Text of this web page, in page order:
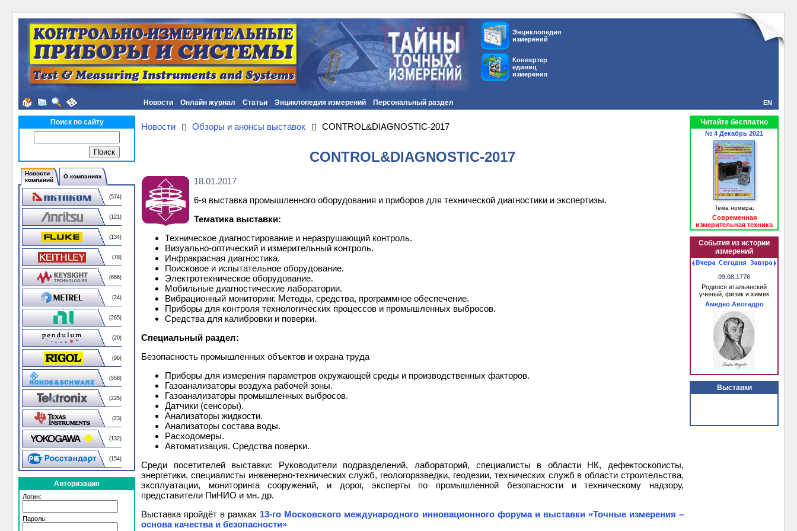
Энциклопедия
измерений
Конвертер
единиц
измерения
Новости Онлайн журнал Статьи Энциклопедия измерений Персональный раздел EN
Поиск по сайту
Новости
компаний
О компаниях
(574)
(121)
(134)
(78)
(666)
(24)
(265)
(20)
(96)
(558)
(225)
(23)
(132)
(154)
Авторизация
Логин:
Пароль:
Новости Обзоры и анонсы выставок CONTROL&DIAGNOSTIC-2017
CONTROL&DIAGNOSTIC-2017
18.01.2017
6-я выставка промышленного оборудования и приборов для технической диагностики и экспертизы.
Тематика выставки:
Техническое диагностирование и неразрушающий кон­т­роль.
Визуально-оптический и измерительный контроль.
Инфракрасная диагностика.
Поисковое и испытательное оборудование.
Электротехническое оборудование.
Мобильные диагностические лаборатории.
Вибрационный мониторинг. Методы, средства, программное обеспечение.
Приборы для контроля технологических процессов и промышленных выбросов.
Средства для калибровки и поверки.
Специальный раздел:
Безопасность промышленных объектов и охрана труда
Приборы для измерения параметров окружающей среды и производственных факторов.
Газоанализаторы воздуха рабочей зоны.
Газоанализаторы промышленных выбросов.
Датчики (сенсоры).
Анализаторы жидкости.
Анализаторы состава воды.
Расходомеры.
Автоматизация. Средства поверки.
Среди посетителей выставки: Руководители подразделений, лабораторий, специалисты в области НК, дефектоскописты,
энергетики, специалисты инженерно-технических служб, геологоразведки, геодезии, технических служб в области строительства,
эксплуатации, мониторинга сооружений, и дорог, эксперты по промышленной безопасности и техническому надзору,
представители ПиНИО и мн. др.
Выставка пройдёт в рамках 13-го Московского международного инновационного форума и выставки «Точные измерения –
основа качества и безопасности»
Читайте бесплатно
№ 4 Декабрь 2021
Тема номера:
Современная
измерительная техника
События из истории
измерений
09.08.1776
Родился итальянский
ученый, физик и химик
Амедео Авогадро
Выставки